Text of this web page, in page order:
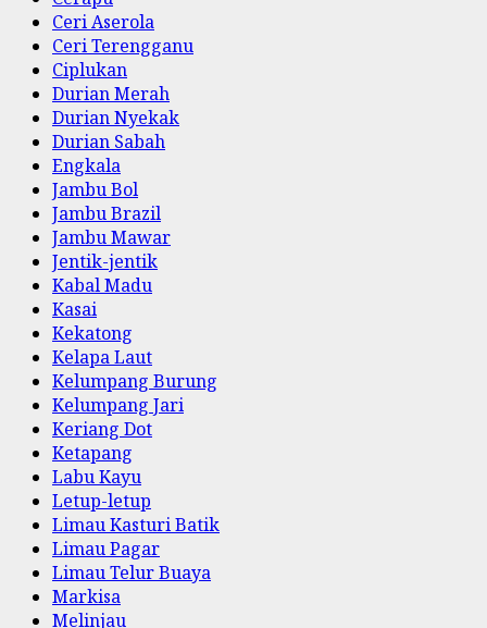
Ceri Aserola
Ceri Terengganu
Ciplukan
Durian Merah
Durian Nyekak
Durian Sabah
Engkala
Jambu Bol
Jambu Brazil
Jambu Mawar
Jentik-jentik
Kabal Madu
Kasai
Kekatong
Kelapa Laut
Kelumpang Burung
Kelumpang Jari
Keriang Dot
Ketapang
Labu Kayu
Letup-letup
Limau Kasturi Batik
Limau Pagar
Limau Telur Buaya
Markisa
Melinjau